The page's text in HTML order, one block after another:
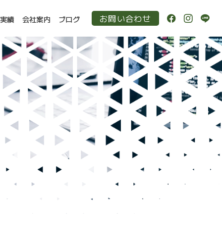
績 会社案内 ブログ お問い合わせ